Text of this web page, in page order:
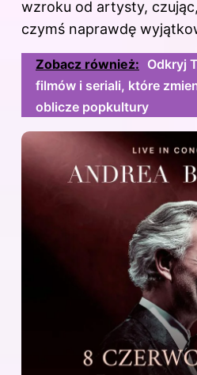
wzroku od artysty,
czymś naprawdę
Zobacz również: Odkryj
filmów i seriali, które
oblicze popkultury